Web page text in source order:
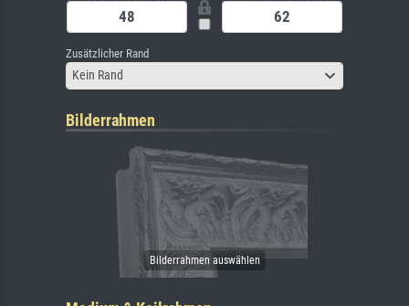
Zusätzlicher Rand
Kein Rand
Bilderrahmen